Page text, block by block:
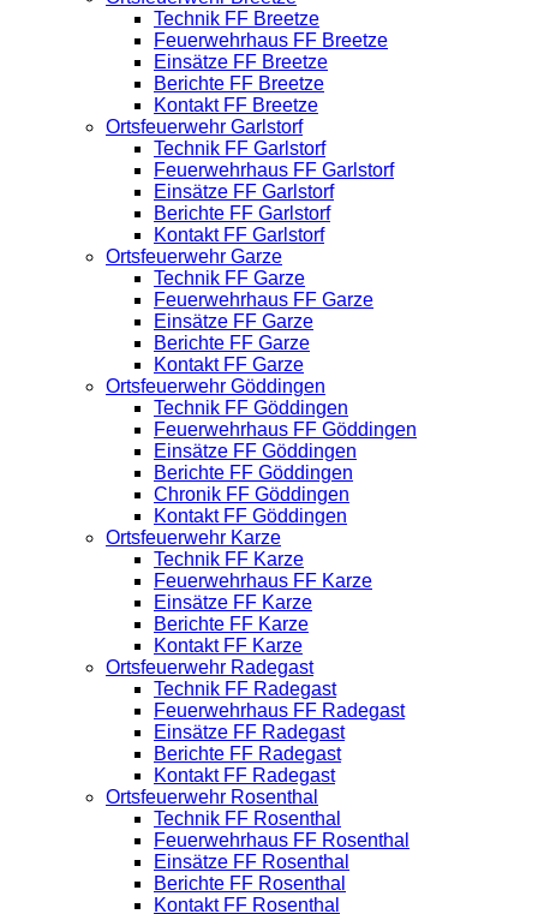
Technik FF Breetze
Feuerwehrhaus FF Breetze
Einsätze FF Breetze
Berichte FF Breetze
Kontakt FF Breetze
Ortsfeuerwehr Garlstorf
Technik FF Garlstorf
Feuerwehrhaus FF Garlstorf
Einsätze FF Garlstorf
Berichte FF Garlstorf
Kontakt FF Garlstorf
Ortsfeuerwehr Garze
Technik FF Garze
Feuerwehrhaus FF Garze
Einsätze FF Garze
Berichte FF Garze
Kontakt FF Garze
Ortsfeuerwehr Göddingen
Technik FF Göddingen
Feuerwehrhaus FF Göddingen
Einsätze FF Göddingen
Berichte FF Göddingen
Chronik FF Göddingen
Kontakt FF Göddingen
Ortsfeuerwehr Karze
Technik FF Karze
Feuerwehrhaus FF Karze
Einsätze FF Karze
Berichte FF Karze
Kontakt FF Karze
Ortsfeuerwehr Radegast
Technik FF Radegast
Feuerwehrhaus FF Radegast
Einsätze FF Radegast
Berichte FF Radegast
Kontakt FF Radegast
Ortsfeuerwehr Rosenthal
Technik FF Rosenthal
Feuerwehrhaus FF Rosenthal
Einsätze FF Rosenthal
Berichte FF Rosenthal
Kontakt FF Rosenthal